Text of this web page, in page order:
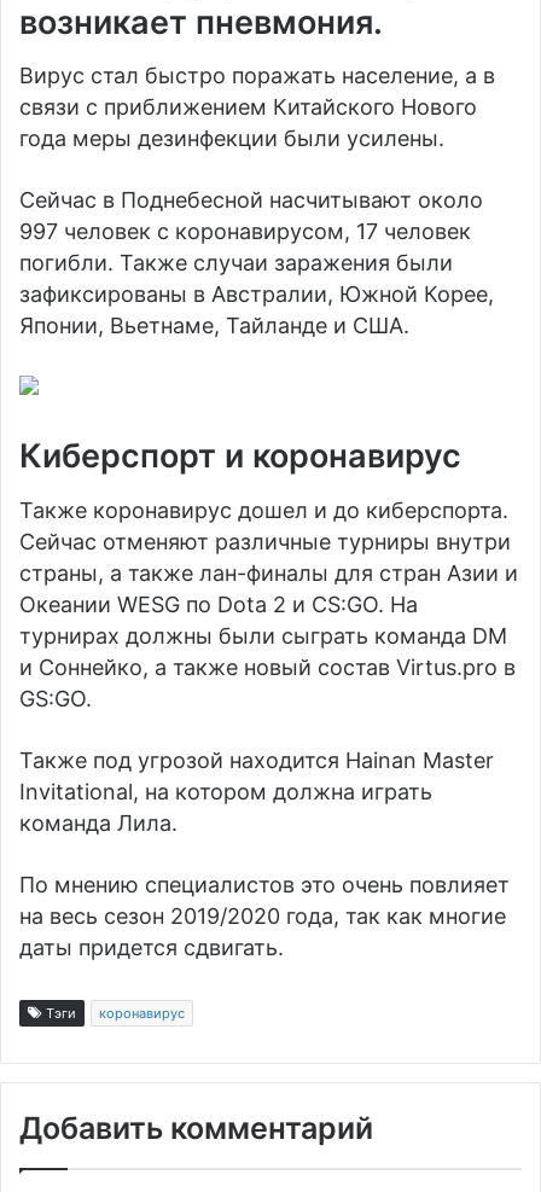
возникает пневмония.
Вирус стал быстро поражать население, а в
связи с приближением Китайского Нового
года меры дезинфекции были усилены.
Сейчас в Поднебесной насчитывают около
997 человек с коронавирусом, 17 человек
погибли. Также случаи заражения были
зафиксированы в Австралии, Южной Корее,
Японии, Вьетнаме, Тайланде и США.
Киберспорт и коронавирус
Также коронавирус дошел и до киберспорта.
Сейчас отменяют различные турниры внутри
страны, а также лан-финалы для стран Азии и
Океании WESG по Dota 2 и CS:GO. На
турнирах должны были сыграть команда DM
и Соннейко, а также новый состав Virtus.pro в
GS:GO.
Также под угрозой находится Hainan Master
Invitational, на котором должна играть
команда Лила.
По мнению специалистов это очень повлияет
на весь сезон 2019/2020 года, так как многие
даты придется сдвигать.
Тэги коронавирус
Добавить комментарий